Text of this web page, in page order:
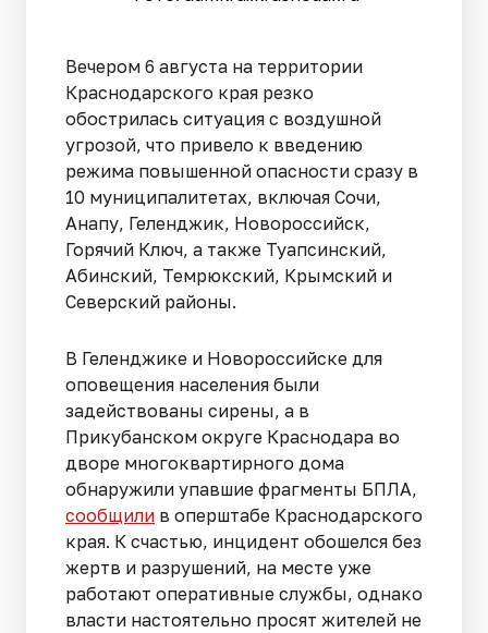
Вечером 6 августа на территории
Краснодарского края резко
обострилась ситуация с воздушной
угрозой, что привело к введению
режима повышенной опасности сразу в
10 муниципалитетах, включая Сочи,
Анапу, Геленджик, Новороссийск,
Горячий Ключ, а также Туапсинский,
Абинский, Темрюкский, Крымский и
Северский районы.
В Геленджике и Новороссийске для
оповещения населения были
задействованы сирены, а в
Прикубанском округе Краснодара во
дворе многоквартирного дома
обнаружили упавшие фрагменты БПЛА,
сообщили в оперштабе Краснодарского
края. К счастью, инцидент обошелся без
жертв и разрушений, на месте уже
работают оперативные службы, однако
власти настоятельно просят жителей не